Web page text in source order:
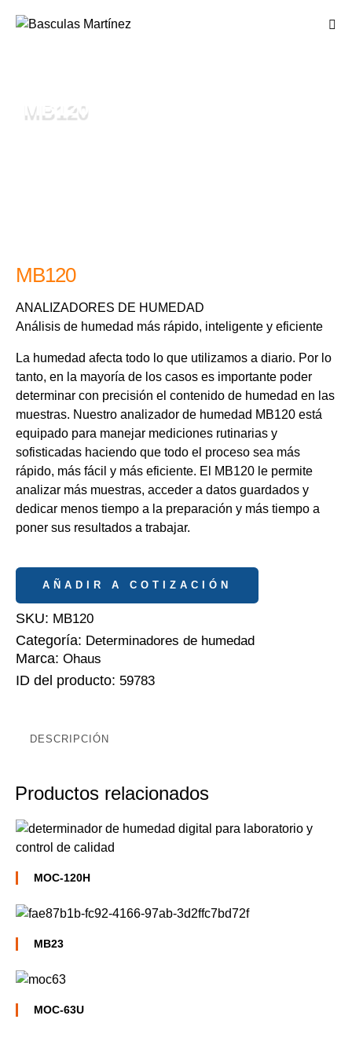
MB120
MB120
ANALIZADORES DE HUMEDAD
Análisis de humedad más rápido, inteligente y eficiente
La humedad afecta todo lo que utilizamos a diario. Por lo
tanto, en la mayoría de los casos es importante poder
determinar con precisión el contenido de humedad en las
muestras. Nuestro analizador de humedad MB120 está
equipado para manejar mediciones rutinarias y
sofisticadas haciendo que todo el proceso sea más
rápido, más fácil y más eficiente. El MB120 le permite
analizar más muestras, acceder a datos guardados y
dedicar menos tiempo a la preparación y más tiempo a
poner sus resultados a trabajar.
AÑADIR A COTIZACIÓN
SKU: MB120
Categoría: Determinadores de humedad
Marca: Ohaus
ID del producto: 59783
DESCRIPCIÓN
Productos relacionados
MOC-120H
MB23
MOC-63U